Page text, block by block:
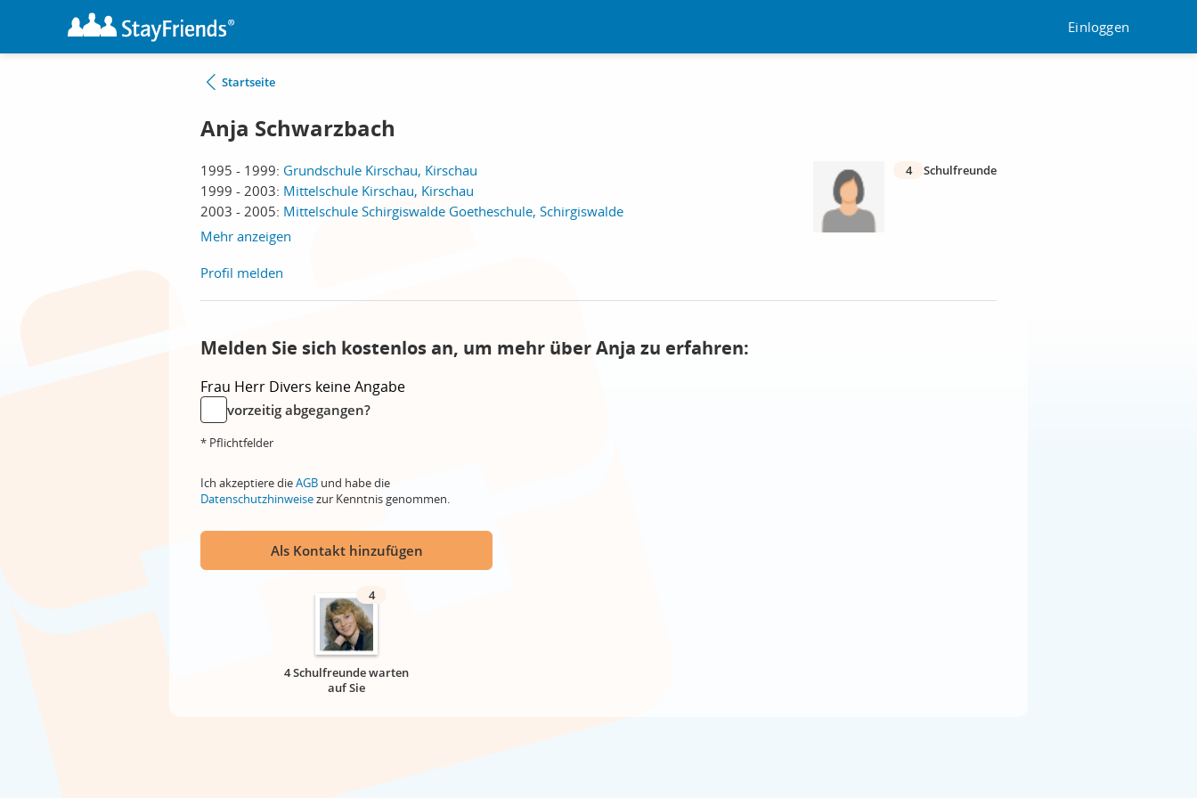
Einloggen
Startseite
Anja Schwarzbach
1995 - 1999: Grundschule Kirschau, Kirschau
1999 - 2003: Mittelschule Kirschau, Kirschau
2003 - 2005: Mittelschule Schirgiswalde Goetheschule, Schirgiswalde
Mehr anzeigen
4 Schulfreunde
Profil melden
Melden Sie sich kostenlos an, um mehr über Anja zu erfahren:
Frau Herr Divers keine Angabe
vorzeitig abgegangen?
* Pflichtfelder
Ich akzeptiere dieAGB und habe die
Datenschutzhinweisezur Kenntnis genommen.
Als Kontakt hinzufügen
4
4 Schulfreunde warten
auf Sie